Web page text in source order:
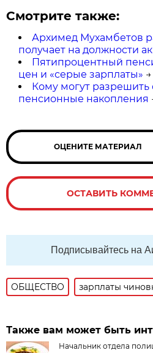
Смотрите также:
Архимед Мухамбетов
получает на должности
Пятипроцентный
цен и «серые зарплаты» →
Кому могут разрешить
пенсионные накопления
ОЦЕНИТЕ МАТЕРИАЛ
ОСТАВИТЬ
Подписывайтесь на
ОБЩЕСТВО зарплаты
Также вам может быть
Начальник отдела